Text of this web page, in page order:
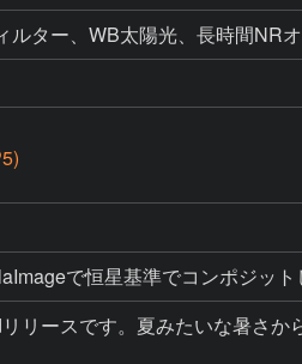
ター、WB太陽光、長時間NR
で恒星基準でコンポジッ
リースです。夏みたいな暑さ